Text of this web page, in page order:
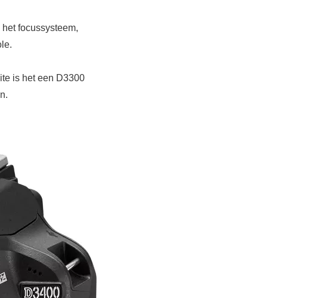
focussysteem,
is het een D3300